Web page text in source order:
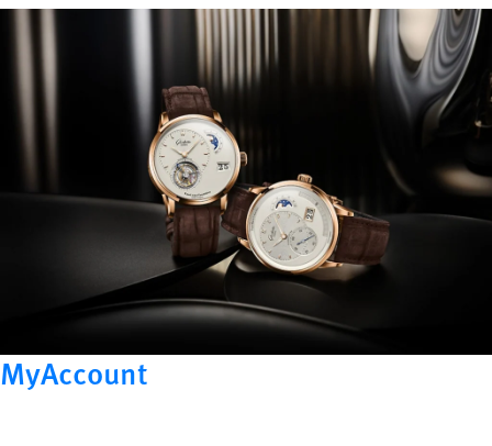
MyAccount